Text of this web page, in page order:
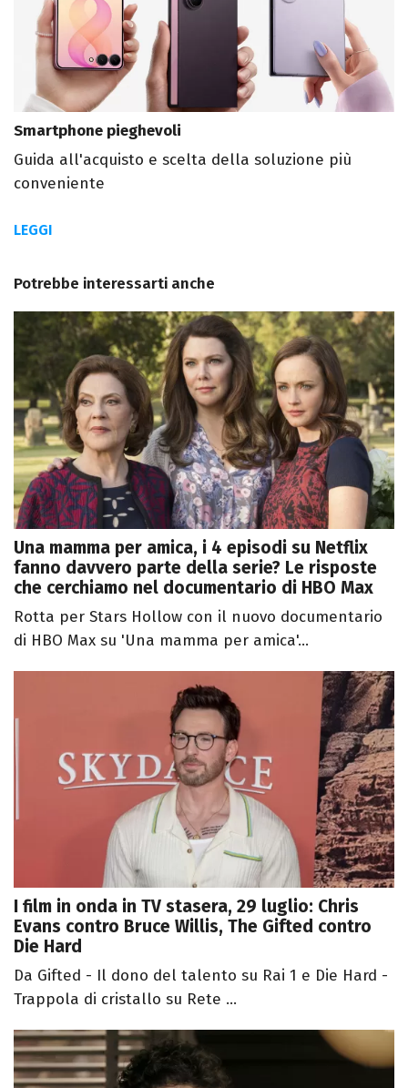
Smartphone pieghevoli
Guida all'acquisto e scelta della soluzione più
conveniente
LEGGI
Potrebbe interessarti anche
Una mamma per amica, i 4 episodi su Netflix
fanno davvero parte della serie? Le risposte
che cerchiamo nel documentario di HBO Max
Rotta per Stars Hollow con il nuovo documentario
di HBO Max su 'Una mamma per amica'...
I film in onda in TV stasera, 29 luglio: Chris
Evans contro Bruce Willis, The Gifted contro
Die Hard
Da Gifted - Il dono del talento su Rai 1 e Die Hard -
Trappola di cristallo su Rete ...